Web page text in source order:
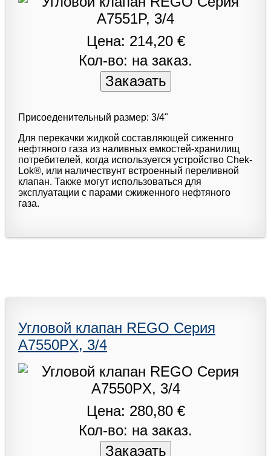
Цена: 214,20 €
Кол-во: на заказ.
Присоеденительный размер: 3/4"
Для перекачки жидкой составляющей сиженнго
нефтяного газа из наливных емкостей-хранилищ
потребителей, когда используется устройство Chek-
Lok®, или наличествунт встроенный переливной
клапан. Также могут использоваться для
эксплуатации с парами сжиженного нефтяного
газа.
Угловой клапан REGO Серия
A7550PX, 3/4
Цена: 280,80 €
Кол-во: на заказ.